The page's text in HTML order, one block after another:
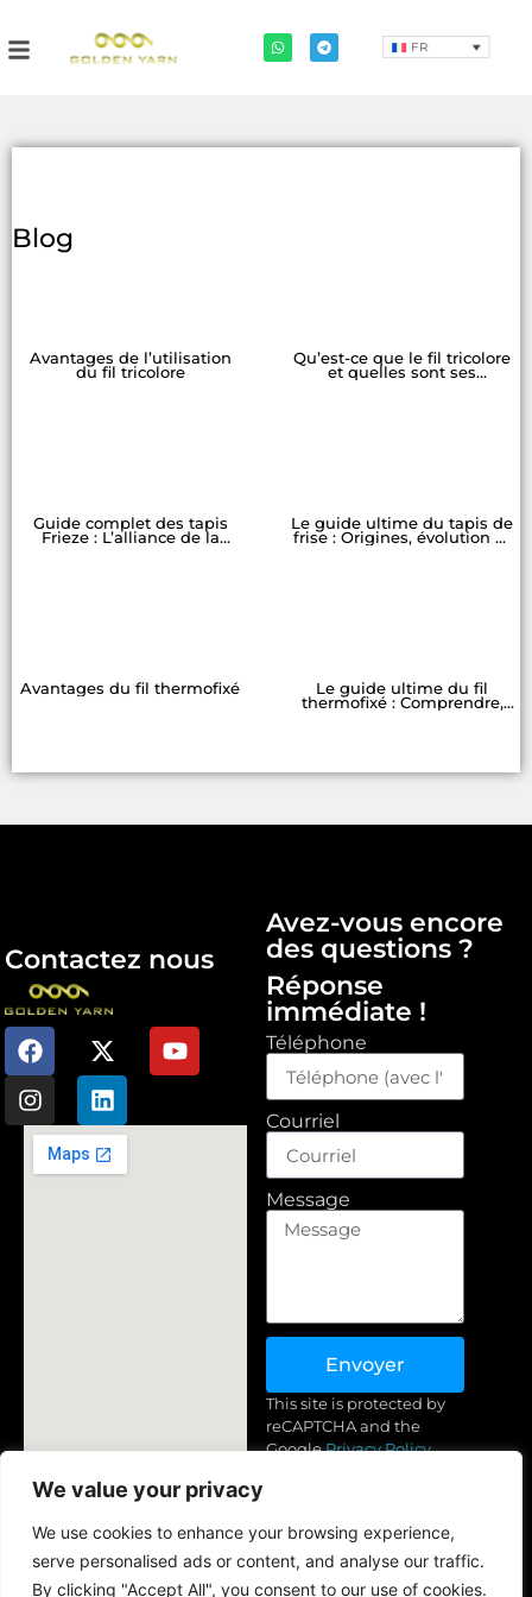
We value your privacy
We use cookies to enhance your browsing experience,
serve personalised ads or content, and analyse our traffic.
By clicking "Accept All", you consent to our use of cookies.
FR
Blog
Avantages de l’utilisation
du fil tricolore
Qu’est-ce que le fil tricolore
et quelles sont ses
Guide complet des tapis
Frieze : L’alliance de la
Le guide ultime du tapis de
frise : Origines, évolution et
Avantages du fil thermofixé
Le guide ultime du fil
thermofixé : Comprendre,
Contactez nous
Turkménistan, nouveau
+(993) 71 83-44-89 (Whatsapp,
Avez-vous encore
des questions ?
Réponse
immédiate !
Téléphone
Courriel
Message
Envoyer
This site is protected by
reCAPTCHA and the
GooglePrivacy Policy
Politique de confidentialité
Politique de remboursement et